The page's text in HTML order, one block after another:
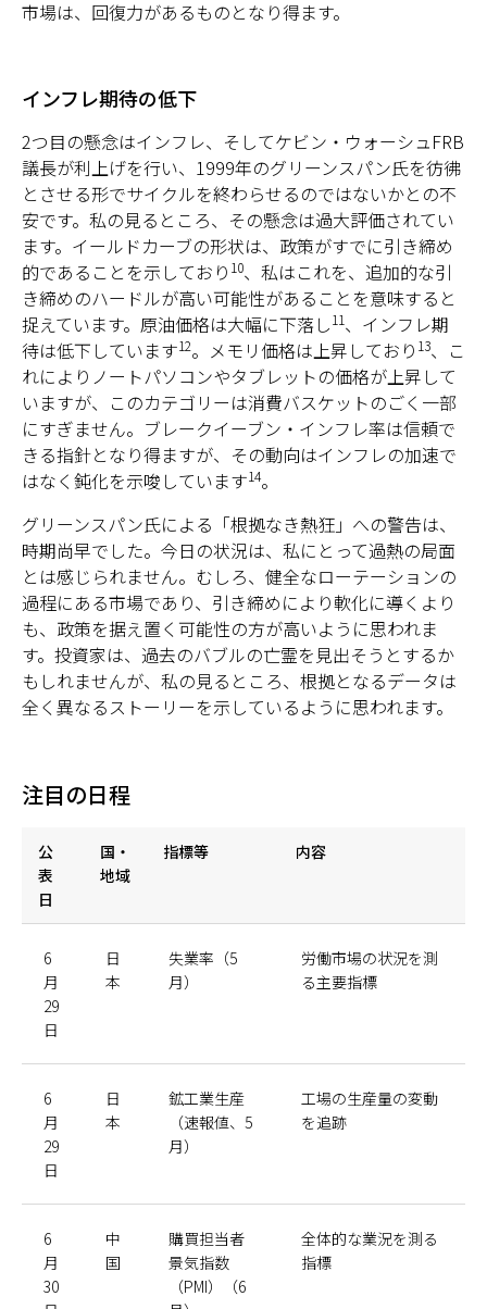
市場は、回復力があるものとなり得ます。
インフレ期待の低下
2つ目の懸念はインフレ、そしてケビン・ウォーシュFRB
議長が利上げを行い、1999年のグリーンスパン氏を彷彿
とさせる形でサイクルを終わらせるのではないかとの不
安です。私の見るところ、その懸念は過大評価されてい
ます。イールドカーブの形状は、政策がすでに引き締め
的であることを示しており 10、私はこれを、追加的な引
き締めのハードルが高い可能性があることを意味すると
捉えています。原油価格は大幅に下落し11、インフレ期
待は低下しています12。メモリ価格は上昇しており 13、こ
れによりノートパソコンやタブレットの価格が上昇して
いますが、このカテゴリーは消費バスケットのごく一部
にすぎません。ブレークイーブン・インフレ率は信頼で
きる指針となり得ますが、その動向はインフレの加速で
はなく鈍化を示唆しています14。
グリーンスパン氏による「根拠なき熱狂」への警告は、
時期尚早でした。今日の状況は、私にとって過熱の局面
とは感じられません。むしろ、健全なローテーションの
過程にある市場であり、引き締めにより軟化に導くより
も、政策を据え置く可能性の方が高いように思われま
す。投資家は、過去のバブルの亡霊を見出そうとするか
もしれませんが、私の見るところ、根拠となるデータは
全く異なるストーリーを示しているように思われます。
注目の日程
公
表
日
国・
地域
指標等 内容
6
月
29
日
日
本
失業率（5
月）
労働市場の状況を測
る主要指標
6
月
29
日
日
本
鉱工業生産
（速報値、5
月）
工場の生産量の変動
を追跡
6
月
30
中
国
購買担当者
景気指数
（PMI）（6
全体的な業況を測る
指標